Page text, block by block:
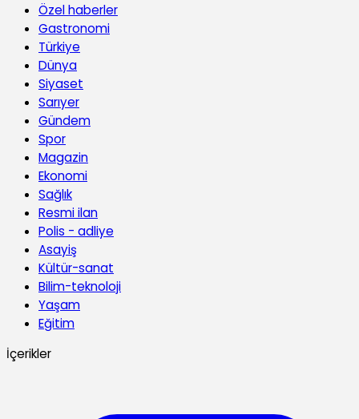
Özel haberler
Gastronomi
Türkiye
Dünya
Siyaset
Sarıyer
Gündem
Spor
Magazin
Ekonomi
Sağlık
Resmi ilan
Polis - adliye
Asayiş
Kültür-sanat
Bilim-teknoloji
Yaşam
Eğitim
İçerikler